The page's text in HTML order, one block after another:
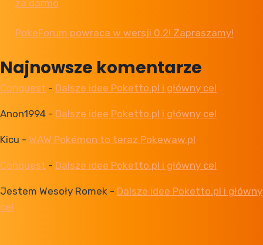
za darmo
PokeForum powraca w wersji 0.2! Zapraszamy!
Najnowsze komentarze
Conquest - Dalsze idee Poketto.pl i główny cel
Anon1994 - Dalsze idee Poketto.pl i główny cel
Kicu - WAW Pokémon to teraz Pokewaw.pl
Conquest - Dalsze idee Poketto.pl i główny cel
Jestem Wesoły Romek - Dalsze idee Poketto.pl i główny
cel